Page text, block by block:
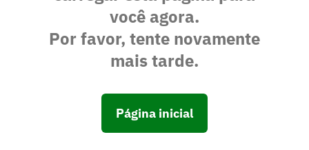
você agora.
Por favor, tente novamente
mais tarde.
Página inicial